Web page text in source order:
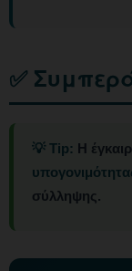
✅
💡 Tip: Η
σύλληψης.